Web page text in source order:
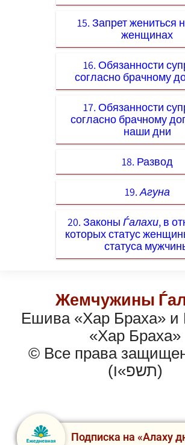
15. Запрет жениться
женщинах
16. Обязанности
согласно брачному
17. Обязанности
согласно брачному
наши дни
18. Развод
19.Агуна
20. Законы Ѓалахи, в
которых статус
статуса
Жемчужины
Ешива «Хар Браха» и
«Хар Браха»
© Все права
(תשפ»ו)
Подписка на «Алаху